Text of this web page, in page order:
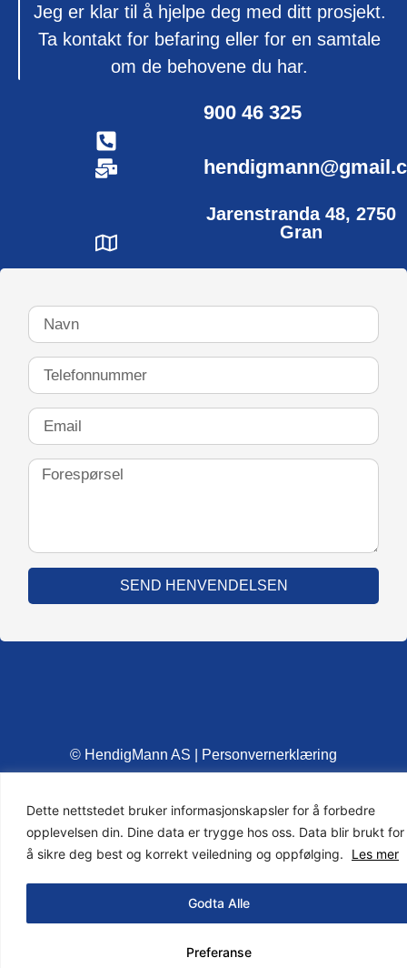
Dette nettstedet bruker informasjonskapsler for å forbedre
opplevelsen din. Dine data er trygge hos oss. Data blir brukt for
å sikre deg best og korrekt veiledning og oppfølging.
Les mer
Preferanse
Godta Alle
Jeg er klar til å hjelpe deg med ditt prosjekt.
Ta kontakt for befaring eller for en samtale
om de behovene du har.
900 46 325
Jarenstranda 48, 2750
Gran
SEND HENVENDELSEN
© HendigMann AS | Personvernerklæring